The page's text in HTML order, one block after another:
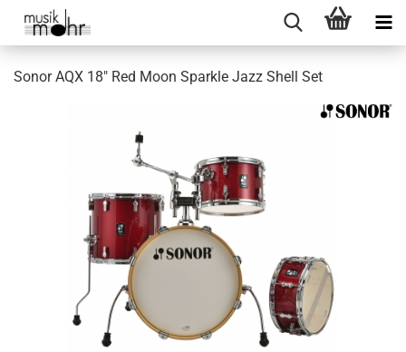
Sonor AQX 18" Red Moon Sparkle Jazz Shell Set